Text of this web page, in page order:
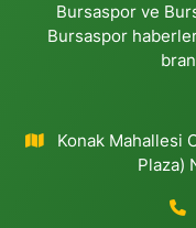
Bursaspor ve
Bursaspor
Konak Mahallesi
Plaza)